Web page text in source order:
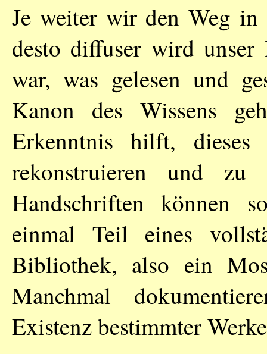
Je weiter wir den Weg in
desto diffuser wird
war, was gelesen und
Kanon des Wissens
Erkenntnis hilft,
rekonstruieren und zu
Handschriften können
einmal Teil eines
Bibliothek, also ein
Manchmal
Existenz bestimmter